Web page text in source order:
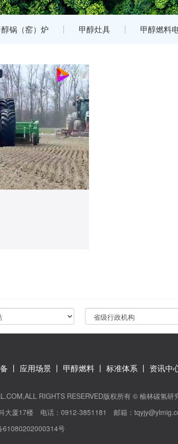
锅（窑）炉 甲醇灶具 甲醇燃料
丨 应用场景 丨 甲醇燃料 丨 标准体系 丨 资讯中
RIGHTS RESERVED版权所有 © 榆林碳氢研
大厦17楼 电话：0912-3851181 邮箱：
61080202000314号